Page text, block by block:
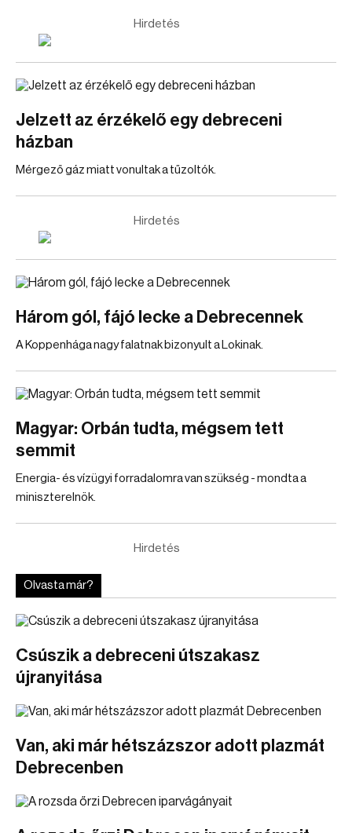
Hirdetés
Jelzett az érzékelő egy debreceni
házban
Mérgező gáz miatt vonultak a tűzoltók.
Hirdetés
Három gól, fájó lecke a Debrecennek
A Koppenhága nagy falatnak bizonyult a Lokinak.
Magyar: Orbán tudta, mégsem tett
semmit
Energia- és vízügyi forradalomra van szükség - mondta a
miniszterelnök.
Hirdetés
Olvasta már?
Csúszik a debreceni útszakasz
újranyitása
Van, aki már hétszázszor adott plazmát
Debrecenben